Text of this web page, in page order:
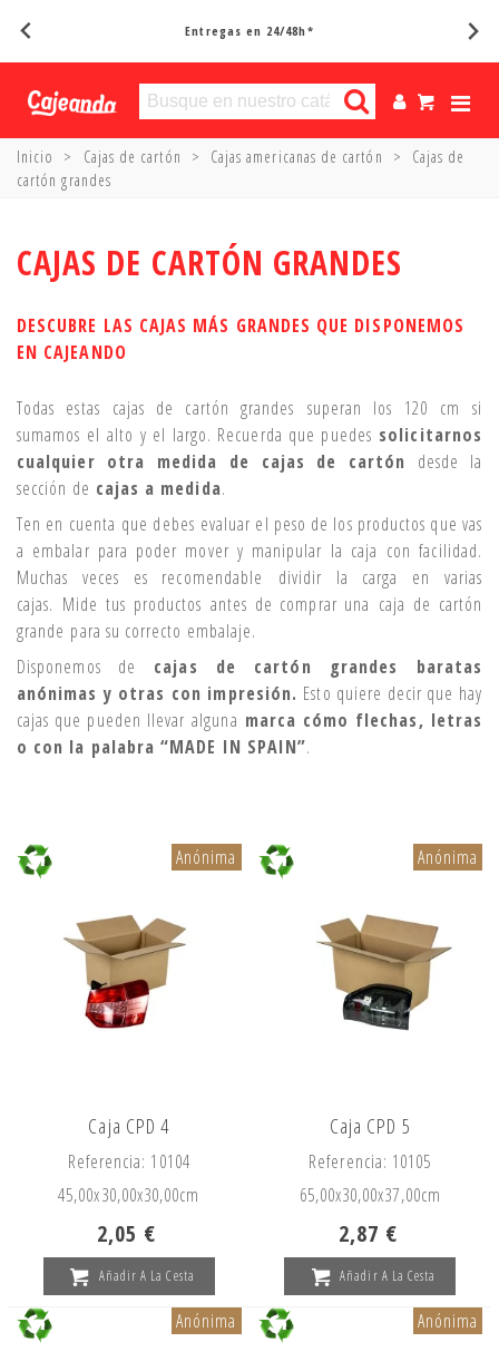
Entregas en 24/48h*
Inicio > Cajas de cartón > Cajas americanas de cartón >
Cajas de
cartón grandes
CAJAS DE CARTÓN GRANDES
DESCUBRE LAS CAJAS MÁS GRANDES QUE DISPONEMOS
EN CAJEANDO
Todas estas cajas de cartón grandes superan los 120 cm si
sumamos el alto y el largo. Recuerda que puedes solicitarnos
cualquier otra medida de cajas de cartón
desde la
sección de cajas a medida.
Ten en cuenta que debes evaluar el peso de los productos que vas
a embalar para poder mover y manipular la caja con facilidad.
Muchas veces es recomendable dividir la carga en varias
cajas. Mide tus productos antes de comprar una caja de cartón
grande para su correcto embalaje.
Disponemos de cajas de cartón grandes baratas
anónimas y otras con impresión. Esto quiere decir que hay
cajas que pueden llevar alguna marca cómo flechas, letras
o con la palabra “MADE IN SPAIN”.
Anónima
Caja CPD 4
Referencia: 10104
45,00x30,00x30,00cm
2,05 €
Añadir A La Cesta
Anónima
Caja CPD 5
Referencia: 10105
65,00x30,00x37,00cm
2,87 €
Añadir A La Cesta
Anónima Anónima